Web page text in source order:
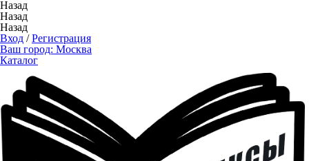
Назад
Назад
Назад
Вход /Регистрация
Ваш город: Москва
Каталог